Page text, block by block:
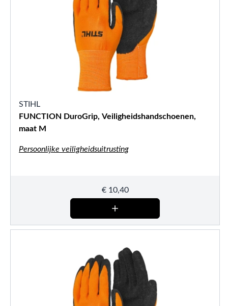
STIHL
FUNCTION DuroGrip, Veiligheidshandschoenen,
maat M
Persoonlijke veiligheidsuitrusting
€10,40